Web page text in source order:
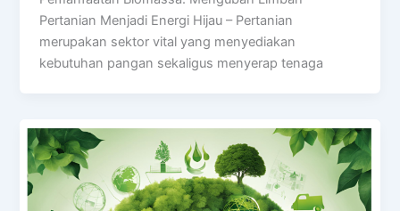
Pertanian Menjadi Energi Hijau – Pertanian
merupakan sektor vital yang menyediakan
kebutuhan pangan sekaligus menyerap tenaga